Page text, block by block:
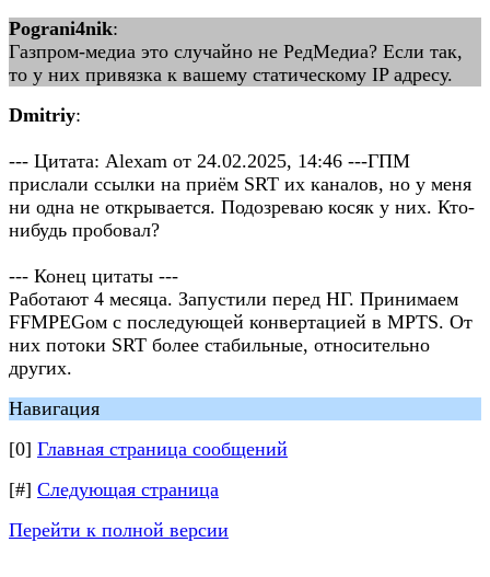
Pograni4nik:
Газпром-медиа это случайно не РедМедиа? Если так,
то у них привязка к вашему статическому IP адресу.
Dmitriy:
--- Цитата: Alexam от 24.02.2025, 14:46 ---ГПМ
прислали ссылки на приём SRT их каналов, но у меня
ни одна не открывается. Подозреваю косяк у них. Кто-
нибудь пробовал?
--- Конец цитаты ---
Работают 4 месяца. Запустили перед НГ. Принимаем
FFMPEGом с последующей конвертацией в MPTS. От
них потоки SRT более стабильные, относительно
других.
Навигация
[0] Главная страница сообщений
[#] Следующая страница
Перейти к полной версии